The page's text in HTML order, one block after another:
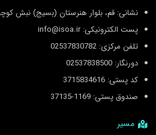
نشانی: قم، بلوار هنرستان (بسیج) نبش کوچه 20، مدرسه اسلامی
پست الکترونیکی: info@isoa.ir
تلفن مرکزی: 02537830782
دورنگار: 02537838500
کد پستی: 3715834616
صندوق پستی: 1169-37135
مسیر